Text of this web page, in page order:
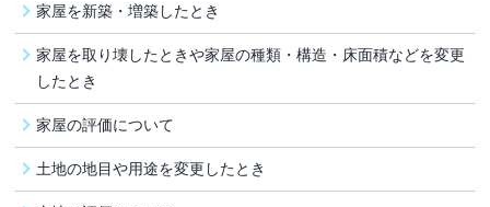
家屋を新築・増築したとき
家屋を取り壊したときや家屋の種類・構造・床面積などを変更
したとき
家屋の評価について
土地の地目や用途を変更したとき